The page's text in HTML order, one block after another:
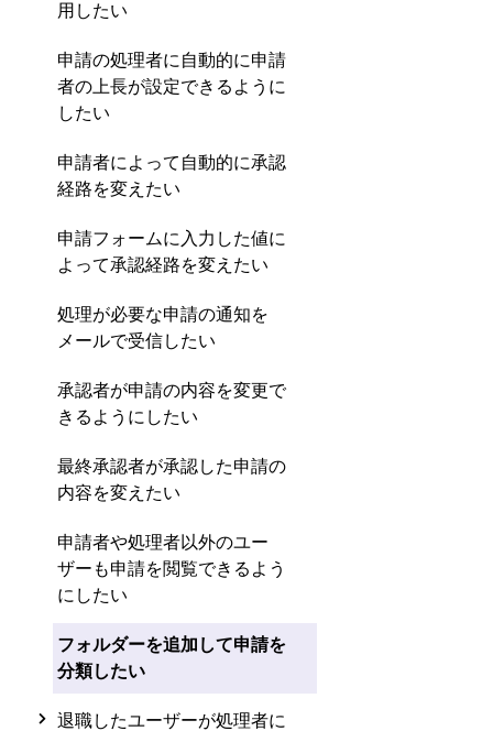
用したい
申請の処理者に自動的に申請
者の上長が設定できるように
したい
申請者によって自動的に承認
経路を変えたい
申請フォームに入力した値に
よって承認経路を変えたい
処理が必要な申請の通知を
メールで受信したい
承認者が申請の内容を変更で
きるようにしたい
最終承認者が承認した申請の
内容を変えたい
申請者や処理者以外のユー
ザーも申請を閲覧できるよう
にしたい
フォルダーを追加して申請を
分類したい
退職したユーザーが処理者に